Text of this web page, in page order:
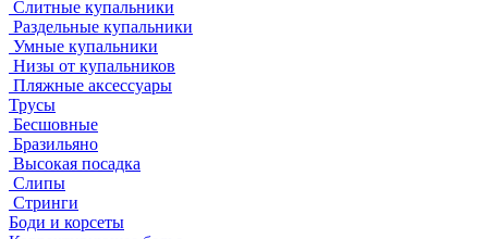
Слитные купальники
Раздельные купальники
Умные купальники
Низы от купальников
Пляжные аксессуары
Трусы
Бесшовные
Бразильяно
Высокая посадка
Слипы
Стринги
Боди и корсеты